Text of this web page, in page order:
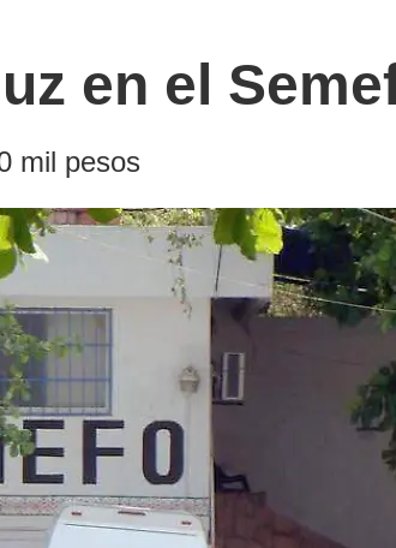
en el
mil pesos